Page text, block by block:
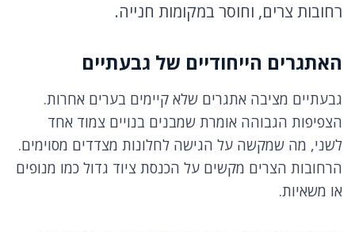
רחובות צרים, וחוסר במקומות חנייה.
האתגרים הייחודיים של גבעתיים
גבעתיים מציבה אתגרים שלא קיימים בערים אחרות.
הצפיפות הגבוהה אומרת שמבנים בנויים צמוד אחד
לשני, מה שמקשה על הגישה לחלונות מצדדים מסוימים.
הרחובות הצרים מקשים על הכנסת ציוד גדול כמו מנופים
או משאיות.